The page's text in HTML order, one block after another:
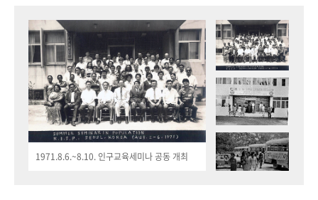
1971.8.6.~8.10. 인구교육세미나 공동 개최